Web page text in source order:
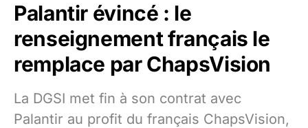
Palantir évincé : le
renseignement français le
remplace par ChapsVision
La DGSI met fin à son contrat avec
Palantir au profit du français ChapsVision,